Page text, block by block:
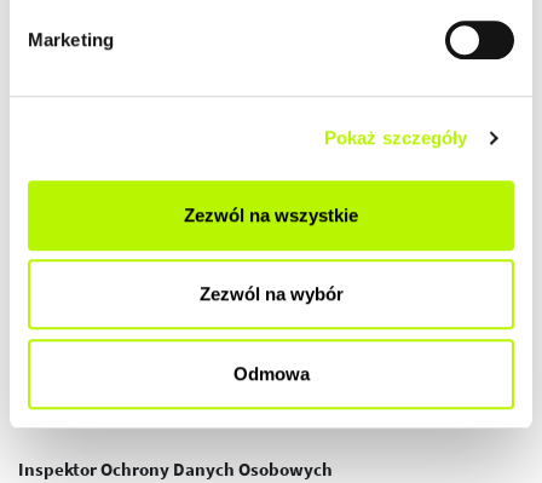
Marketing
Pokaż szczegóły
Zezwól na wszystkie
Zezwól na wybór
Odmowa
oraz umożliwiają szybszy i łatwiejszy dostęp do informacji. Pliki
Cookies nie służą do przetwarzania danych osobowych, a ich
wyłączenia funkcji cookies, niektóre elementy naszej witryny
Prawa użytkownika
Macie Państwo prawo dostępu do swoich danych osobowych w
zbiorach, w których Spółka DevelopRes jest administratorem
danych, oraz prawo do ich poprawiania, zablokowania lub
Inspektor Ochrony Danych Osobowych